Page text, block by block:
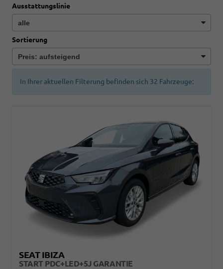
Ausstattungslinie
Sortierung
In Ihrer aktuellen Filterung befinden sich 32 Fahrzeuge:
SEAT IBIZA
START PDC+LED+5J GARANTIE